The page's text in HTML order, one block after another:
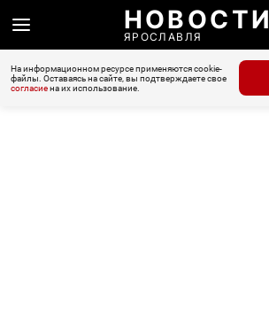
НОВОСТИ
ЯРОСЛАВЛЯ
На информационном ресурсе применяются cookie-
файлы. Оставаясь на сайте, вы подтверждаете свое
согласиена их использование.